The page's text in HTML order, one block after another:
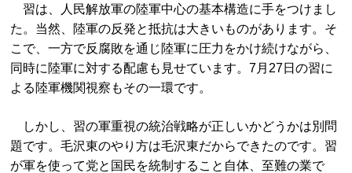
習は、人民解放軍の陸軍中心の基本構造に手をつけまし
た。当然、陸軍の反発と抵抗は大きいものがあります。そ
こで、一方で反腐敗を通じ陸軍に圧力をかけ続けながら、
同時に陸軍に対する配慮も見せています。7月27日の習に
よる陸軍機関視察もその一環です。
しかし、習の軍重視の統治戦略が正しいかどうかは別問
題です。毛沢東のやり方は毛沢東だからできたのです。習
が軍を使って党と国民を統制すること自体、至難の業で